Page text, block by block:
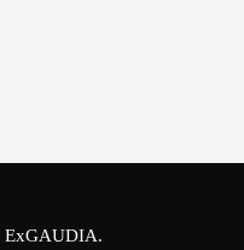
ExGAUDIA.